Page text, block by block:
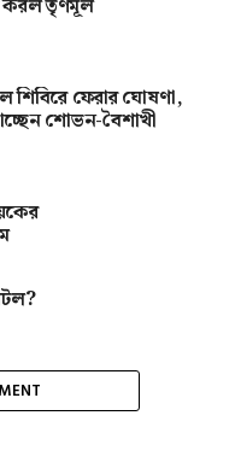
করল তৃণমূল
শিবিরে ফেরার ঘোষণা,
শোভন-বৈশাখী